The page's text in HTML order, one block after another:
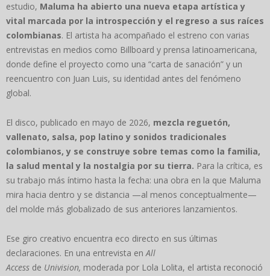
estudio, Maluma ha abierto una nueva etapa artística y
vital marcada por la introspección y el regreso a sus raíces
colombianas. El artista ha acompañado el estreno con varias
entrevistas en medios como Billboard y prensa latinoamericana,
donde define el proyecto como una “carta de sanación” y un
reencuentro con Juan Luis, su identidad antes del fenómeno
global.
El disco, publicado en mayo de 2026, mezcla reguetón,
vallenato, salsa, pop latino y sonidos tradicionales
colombianos, y se construye sobre temas como la familia,
la salud mental y la nostalgia por su tierra. Para la crítica, es
su trabajo más íntimo hasta la fecha: una obra en la que Maluma
mira hacia dentro y se distancia —al menos conceptualmente—
del molde más globalizado de sus anteriores lanzamientos.
Ese giro creativo encuentra eco directo en sus últimas
declaraciones. En una entrevista en All
Access de Univision, moderada por Lola Lolita, el artista reconoció